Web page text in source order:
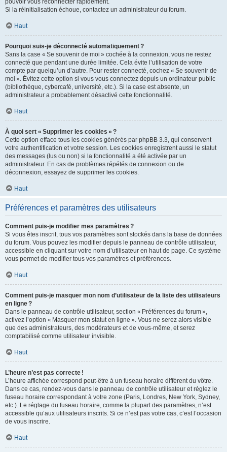
pouvoir vous reconnecter rapidement.
Si la réinitialisation échoue, contactez un administrateur du forum.
Haut
Pourquoi suis-je déconnecté automatiquement ?
Sans la case « Se souvenir de moi » cochée à la connexion, vous ne restez
connecté que pendant une durée limitée. Cela évite l’utilisation de votre
compte par quelqu’un d’autre. Pour rester connecté, cochez « Se souvenir de
moi ». Évitez cette option si vous vous connectez depuis un ordinateur public
(bibliothèque, cybercafé, université, etc.). Si la case est absente, un
administrateur a probablement désactivé cette fonctionnalité.
Haut
À quoi sert « Supprimer les cookies » ?
Cette option efface tous les cookies générés par phpBB 3.3, qui conservent
votre authentification et votre session. Les cookies enregistrent aussi le statut
des messages (lus ou non) si la fonctionnalité a été activée par un
administrateur. En cas de problèmes répétés de connexion ou de
déconnexion, essayez de supprimer les cookies.
Haut
Préférences et paramètres des utilisateurs
Comment puis-je modifier mes paramètres ?
Si vous êtes inscrit, tous vos paramètres sont stockés dans la base de données
du forum. Vous pouvez les modifier depuis le panneau de contrôle utilisateur,
accessible en cliquant sur votre nom d’utilisateur en haut de page. Ce système
vous permet de modifier tous vos paramètres et préférences.
Haut
Comment puis-je masquer mon nom d’utilisateur de la liste des utilisateurs
en ligne ?
Dans le panneau de contrôle utilisateur, section « Préférences du forum »,
activez l’option « Masquer mon statut en ligne ». Vous ne serez alors visible
que des administrateurs, des modérateurs et de vous-même, et serez
comptabilisé comme utilisateur invisible.
Haut
L’heure n’est pas correcte !
L’heure affichée correspond peut-être à un fuseau horaire différent du vôtre.
Dans ce cas, rendez-vous dans le panneau de contrôle utilisateur et réglez le
fuseau horaire correspondant à votre zone (Paris, Londres, New York, Sydney,
etc.). Le réglage du fuseau horaire, comme la plupart des paramètres, n’est
accessible qu’aux utilisateurs inscrits. Si ce n’est pas votre cas, c’est l’occasion
de vous inscrire.
Haut